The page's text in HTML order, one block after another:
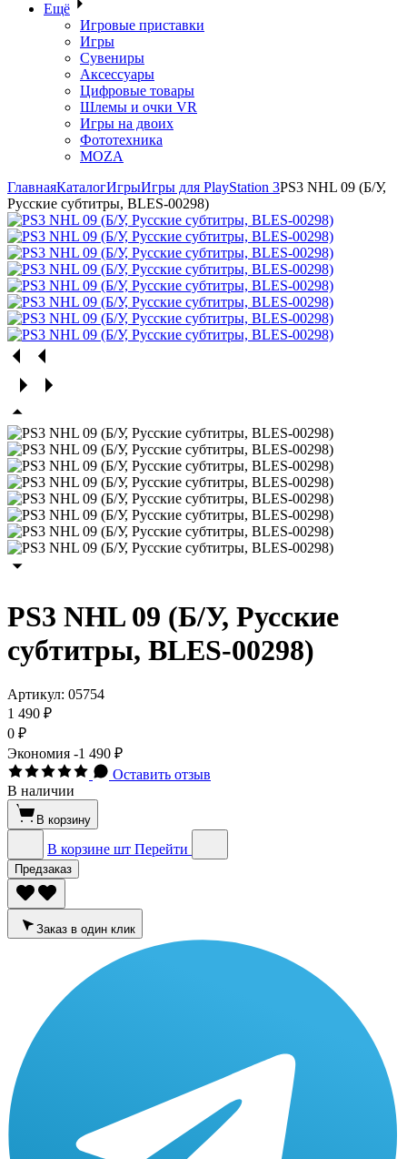
Ещё
Игровые приставки
Игры
Сувениры
Аксессуары
Цифровые товары
Шлемы и очки VR
Игры на двоих
Фототехника
MOZA
ГлавнаяКаталогИгрыИгры для PlayStation 3PS3 NHL 09 (Б/У,
Русские субтитры, BLES-00298)
PS3 NHL 09 (Б/У, Русские
субтитры, BLES-00298)
Артикул: 05754
1 490 ₽
0 ₽
Экономия -1 490 ₽
Оставить отзыв
В наличии
В корзину
В корзине шт Перейти
Предзаказ
Заказ в один клик